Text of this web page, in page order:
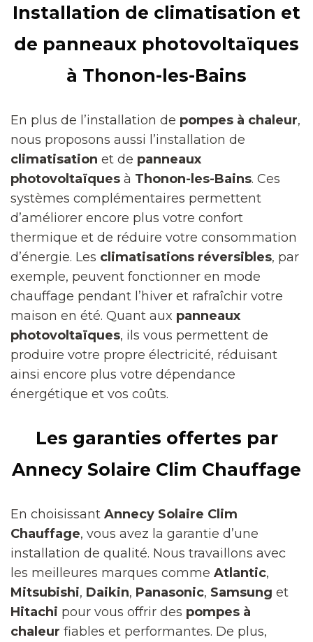
Installation de climatisation et
de panneaux photovoltaïques
à Thonon-les-Bains
En plus de l’installation de pompes à chaleur,
nous proposons aussi l’installation de
climatisation et de panneaux
photovoltaïques à Thonon-les-Bains. Ces
systèmes complémentaires permettent
d’améliorer encore plus votre confort
thermique et de réduire votre consommation
d’énergie. Les climatisations réversibles, par
exemple, peuvent fonctionner en mode
chauffage pendant l’hiver et rafraîchir votre
maison en été. Quant aux panneaux
photovoltaïques, ils vous permettent de
produire votre propre électricité, réduisant
ainsi encore plus votre dépendance
énergétique et vos coûts.
Les garanties offertes par
Annecy Solaire Clim Chauffage
En choisissant Annecy Solaire Clim
Chauffage, vous avez la garantie d’une
installation de qualité. Nous travaillons avec
les meilleures marques comme Atlantic,
Mitsubishi, Daikin, Panasonic, Samsung et
Hitachi pour vous offrir des pompes à
chaleur fiables et performantes. De plus,